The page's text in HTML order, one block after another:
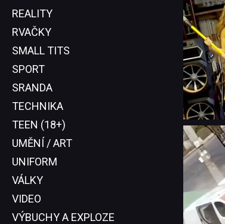
REALITY
RVAČKY
SMALL TITS
SPORT
SRANDA
TECHNIKA
TEEN (18+)
UMĚNÍ / ART
UNIFORM
VÁLKY
VIDEO
VÝBUCHY A EXPLOZE